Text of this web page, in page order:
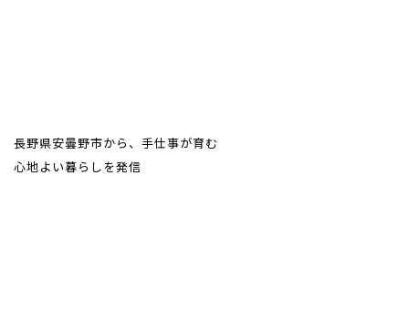
長野県安曇野市から、手仕事が育む
心地よい暮らしを発信